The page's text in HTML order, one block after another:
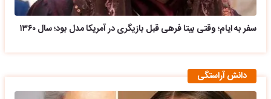
سفر به ایام؛ وقتی بیتا فرهی قبل بازیگری در آمریکا مدل بود؛ سال ۱۳۶۰
دانش آراستگی